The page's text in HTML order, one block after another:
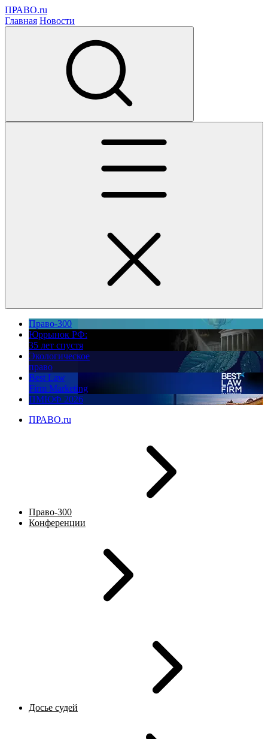
ПРАВО.ru
Главная Новости
Право-300
Юррынок РФ:
35 лет спустя
Экологическое
право
Best Law
Firm Marketing
ПМЮФ 2026
ПРАВО.ru
Право-300
Конференции
Досье судей